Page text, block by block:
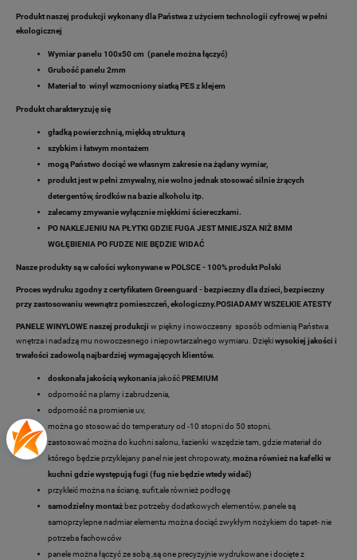
Produkt naszej produkcji wykonany dla Państwa z użyciem technologii cyfrowej w pełni
ekologicznej
Wymiar panelu 100x50 cm (panele można łączyć)
Grubość panelu 2mm
Materiał to winyl wzmocniony siatką PES z klejem
Produkt charakteryzuję się
gładką powierzchnią, miękką strukturą
szybkim i łatwym montażem
mogą Państwo dociąć we własnym zakresie na żądany wymiar,
produkt jest w pełni zmywalny, nie wolno jednak stosować silnie żrących
detergentów, środków na bazie alkoholu itp.
zalecamy zmywanie wyłącznie miękkimi ściereczkami.
PO NAKLEJENIU NA PŁYTKI GDZIE FUGA JEST MNIEJSZA NIŻ 8MM
WGŁĘBIENIA PO FUDZE NIE BĘDZIE WIDAĆ
Nasze produkty są w całości wykonywane w POLSCE - 100% produkt Polski
Proces wydruku zgodny z certyfikatem Greenguard - bezpieczny dla dzieci, bezpieczny
przy zastosowaniu wewnątrz pomieszczeń, ekologiczny.POSIADAMY WSZELKIE ATESTY
PANELE WINYLOWE naszej produkcji w piękny i nowoczesny sposób odmienią Państwa
wnętrza i nadadzą mu nowoczesnego i niepowtarzalnego wymiaru. Dziękiwysokiej jakości i
trwałości zadowolą najbardziej wymagających klientów.
doskonała jakością wykonaniajakośćPREMIUM
odporność na plamy i zabrudzenia,
odporność na promienie uv,
można go stosować do temperatury od -10 stopni do 50 stopni,
zastosować można do kuchni salonu, łazienki wszędzie tam, gdzie materiał do
którego będzie przyklejany panel nie jest chropowaty, można również na kafelki w
kuchni gdzie występują fugi (fug nie będzie wtedy widać)
przykleić można na ścianę, sufit,ale również podłogę
samodzielny montaż bez potrzeby dodatkowych elementów, panele są
samoprzylepne nadmiar elementu można dociąć zwykłym nożykiem do tapet- nie
potrzeba fachowców
panele można łączyć ze sobą ,są one precyzyjnie wydrukowane i docięte z